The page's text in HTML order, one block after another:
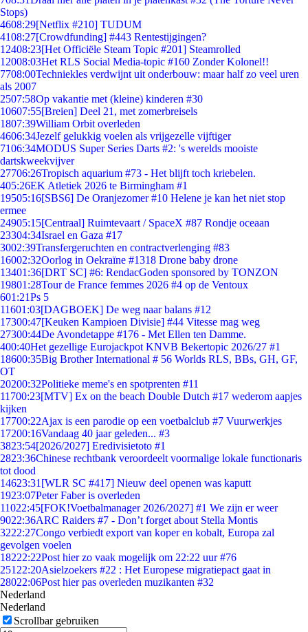
Stops)
4608:29[Netflix #210] TUDUM
4108:27[Crowdfunding] #443 Rentestijgingen?
12408:23[Het Officiële Steam Topic #201] Steamrolled
12008:03Het RLS Social Media-topic #160 Zonder Kolonel!!
7708:00Techniekles verdwijnt uit onderbouw: maar half zo veel uren
als 2007
2507:58Op vakantie met (kleine) kinderen #30
10607:55[Breien] Deel 21, met zomerbreisels
1807:39William Orbit overleden
4606:34Jezelf gelukkig voelen als vrijgezelle vijftiger
7106:34MODUS Super Series Darts #2: 's werelds mooiste
dartskweekvijver
27706:26Tropisch aquarium #73 - Het blijft toch kriebelen.
405:26EK Atletiek 2026 te Birmingham #1
19505:16[SBS6] De Oranjezomer #10 Helene je kan het niet stop
ermee
24905:15[Centraal] Ruimtevaart / SpaceX #87 Rondje oceaan
23304:34Israel en Gaza #17
3002:39Transfergeruchten en contractverlenging #83
16002:32Oorlog in Oekraïne #1318 Drone baby drone
13401:36[DRT SC] #6: RendacGoden sponsored by TONZON
19801:28Tour de France femmes 2026 #4 op de Ventoux
601:21Ps 5
11601:03[DAGBOEK] De weg naar balans #12
17300:47[Keuken Kampioen Divisie] #44 Vitesse mag weg
27300:44De Avondetappe #176 - Met Ellen ten Damme.
400:40Het gezellige Eurojackpot KNVB Bekertopic 2026/27 #1
18600:35Big Brother International # 56 Worlds RLS, BBs, GH, GF,
OT
20200:32Politieke meme's en spotprenten #11
11700:23[MTV] Ex on the beach Double Dutch #17 wederom aapjes
kijken
17700:22Ajax is een parodie op een voetbalclub #7 Vuurwerkjes
17200:16Vandaag 40 jaar geleden... #3
3823:54[2026/2027] Eredivisietoto #1
2823:36Chinese rechtbank veroordeelt voormalige lokale functionaris
tot dood
14623:31 [WLR SC #417] Nieuw deel openen was kaputt
1923:07Peter Faber is overleden
11022:45[FOK!Voetbalmanager 2026/2027] #1 We zijn er weer
9022:36ARC Raiders #7 - Don’t forget about Stella Montis
3222:27Congo verbiedt export van koper en kobalt, Europa zal
gevolgen voelen
18222:22Post hier zo vaak mogelijk om 22:22 uur #76
251 22:20Asielzoekers #22 : Het Europese migratiepact gaat in
28022:06Post hier pas overleden muzikanten #32
Nederland
Nederland
Scrollbar gebruiken